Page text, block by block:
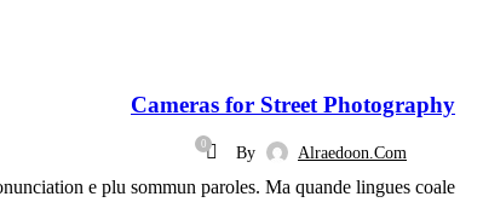
Cameras for Street Photography
By Alraedoon.com
0
e plu sommun paroles. Ma quande lingues coale...